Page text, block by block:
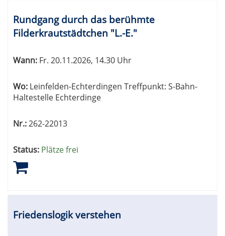
Rundgang durch das berühmte
Filderkrautstädtchen "L.-E."
Wann: Fr. 20.11.2026, 14.30 Uhr
Wo: Leinfelden-Echterdingen Treffpunkt: S-Bahn-
Haltestelle Echterdinge
Nr.:262-22013
Status: Plätze frei
Friedenslogik verstehen